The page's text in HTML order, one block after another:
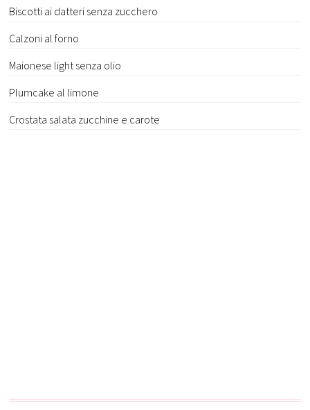
Biscotti ai datteri senza zucchero
Calzoni al forno
Maionese light senza olio
Plumcake al limone
Crostata salata zucchine e carote